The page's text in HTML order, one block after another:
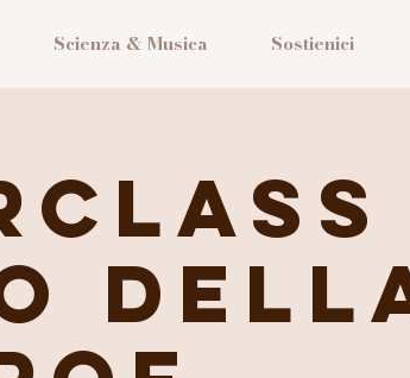
Scienza & Musica Sostienici